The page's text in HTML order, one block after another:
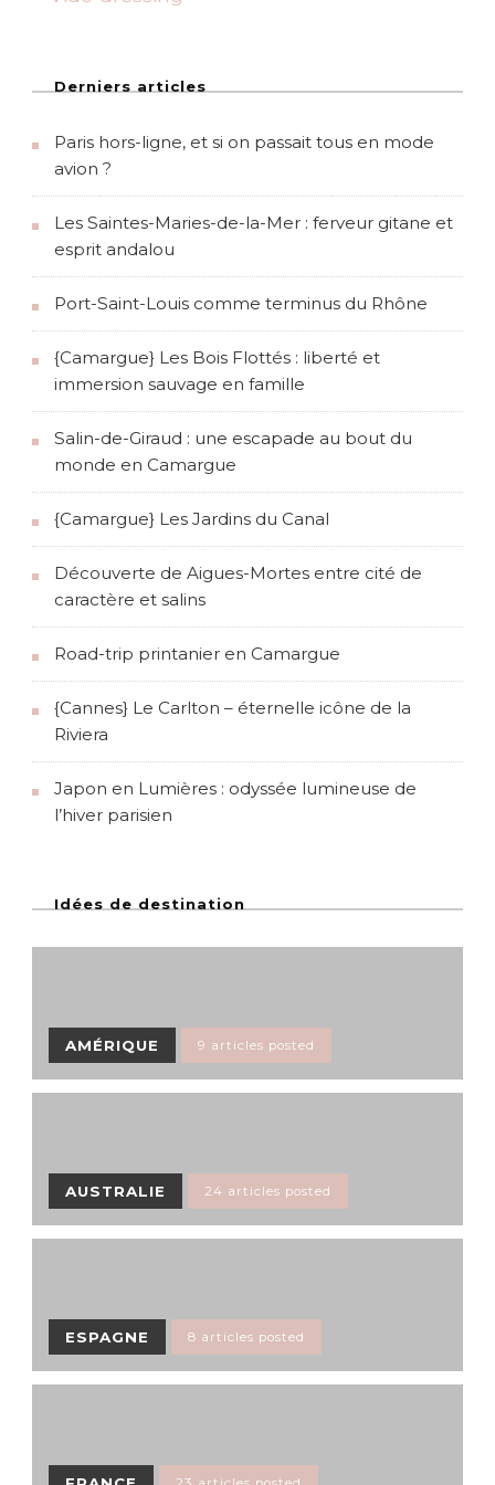
Derniers articles
Paris hors-ligne, et si on passait tous en mode
avion ?
Les Saintes-Maries-de-la-Mer : ferveur gitane et
esprit andalou
Port-Saint-Louis comme terminus du Rhône
{Camargue} Les Bois Flottés : liberté et
immersion sauvage en famille
Salin-de-Giraud : une escapade au bout du
monde en Camargue
{Camargue} Les Jardins du Canal
Découverte de Aigues-Mortes entre cité de
caractère et salins
Road-trip printanier en Camargue
{Cannes} Le Carlton – éternelle icône de la
Riviera
Japon en Lumières : odyssée lumineuse de
l’hiver parisien
Idées de destination
AMÉRIQUE 9 articles posted
AUSTRALIE 24 articles posted
ESPAGNE 8 articles posted